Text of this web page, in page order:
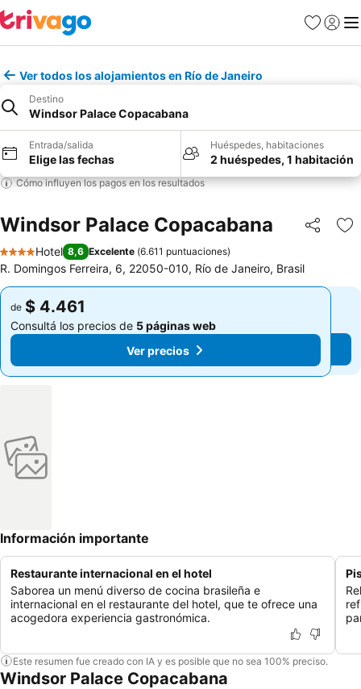
Favoritos
Iniciar
Ver todos los alojamientos en Río de Janeiro
Destino
Windsor Palace Copacabana
Entrada/salida
Elige las fechas
Huéspedes, habitaciones
2 huéspedes, 1 habitación
Cómo influyen los pagos en los resultados
Windsor Palace Copacabana Compartir
4 Estrellas
Hotel 8,6 Excelente (6.611 puntuaciones)
R. Domingos Ferreira, 6, 22050-010, Río de Janeiro, Brasil
de $ 4.461
Consultá los precios de 5 páginas web
Ver precios
de $ 4.461
Consultá los precios de 5 páginas web
Ver precios
Información importante
Restaurante internacional en el hotel
Saborea un menú diverso de cocina brasileña e
internacional en el restaurante del hotel, que te ofrece una
acogedora experiencia gastronómica.
Este resumen fue creado con IA y es posible que no sea 100% preciso.
Windsor Palace Copacabana